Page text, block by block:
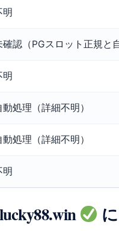
明
確認（PGスロット正規と
明
動処理（詳細不明）
動処理（詳細不明）
明